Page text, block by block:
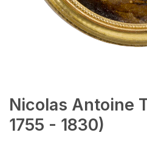
Nicolas Antoine
1755 - 1830)